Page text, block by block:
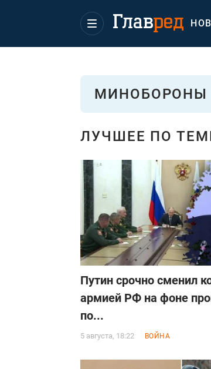
МИНОБОРОНЫ
ЛУЧШЕЕ ПО
Путин срочно сменил
армией РФ на фоне
по...
5 августа, 18:22 ВОЙНА